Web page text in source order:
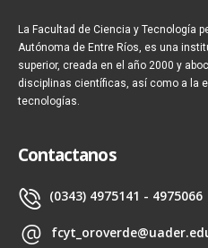
La Facultad de Ciencia y Tecnología
Autónoma de Entre Ríos, es una
superior, creada en el año 2000 y
disciplinas científicas, así como a la
tecnologías.
Contactanos
(0343) 4975141 - 4975066